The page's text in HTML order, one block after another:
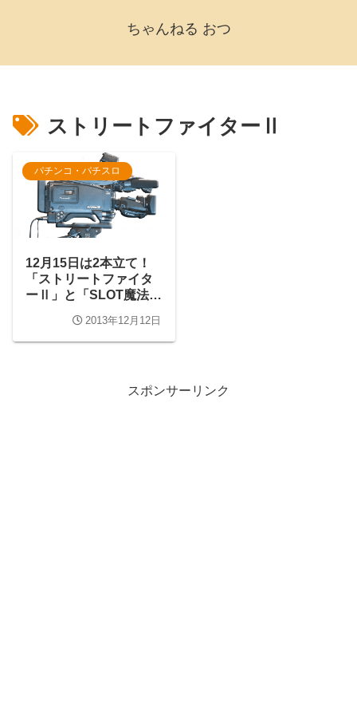
ちゃんねる おつ
ストリートファイターⅡ
パチンコ・パチスロ
12月15日は2本立て！
「ストリートファイタ
ーⅡ」と「SLOT魔法少
配信します
2013年12月12日
スポンサーリンク